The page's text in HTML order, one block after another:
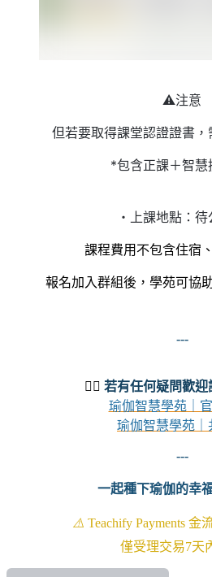
⚠️注意
但若要取得課堂認證證書，
*包含正課＋智慧
・上課地點：待
課程費用不包含住宿
報名加入群組後，學苑可協
---
🧘‍♀️ 若有任何疑問歡迎
瑜伽智慧學苑｜
瑜伽智慧學苑｜
---
一起種下瑜伽的幸
⚠️ Teachify Payments 金
僅受理交易7天